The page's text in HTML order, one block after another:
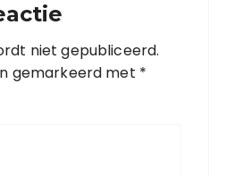
niet gepubliceerd.
gemarkeerd met *